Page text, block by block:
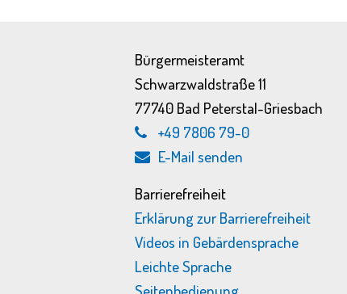
Bürgermeisteramt
Schwarzwaldstraße 11
77740 Bad Peterstal-Griesbach
+49 7806 79-0
E-Mail senden
Barrierefreiheit
Erklärung zur Barrierefreiheit
Videos in Gebärdensprache
Leichte Sprache